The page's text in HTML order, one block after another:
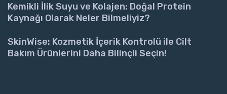
Kemikli İlik Suyu ve Kolajen: Doğal Protein
Kaynağı Olarak Neler Bilmeliyiz?
SkinWise: Kozmetik İçerik Kontrolü ile Cilt
Bakım Ürünlerini Daha Bilinçli Seçin!